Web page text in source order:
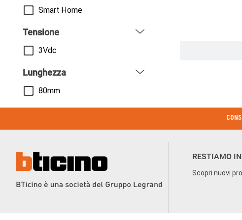
Smart Home
Tensione
3Vdc
Lunghezza
80mm
RESTIAMO
Scopri nuovi